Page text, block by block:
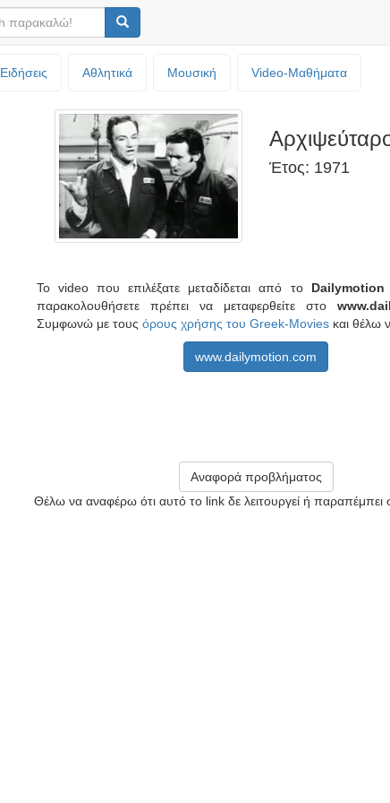
Ειδήσεις Αθλητικά Μουσική Video-Mαθήματα
Έτος: 1971
Το video που επιλέξατε μεταδίδεται από το Dailymotion
παρακολουθήσετε πρέπει να μεταφερθείτε στο
Συμφωνώ με τους όρους χρήσης του Greek-Moviesκαι θέλω
www.dailymotion.com
Αναφορά προβλήματος
Θέλω να αναφέρω ότι αυτό το link δε λειτουργεί ή παραπέμπει